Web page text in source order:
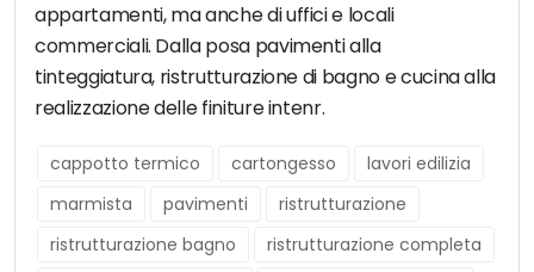
appartamenti, ma anche di uffici e locali
commerciali. Dalla posa pavimenti alla
tinteggiatura, ristrutturazione di bagno e cucina alla
realizzazione delle finiture intenr.
cappotto termico cartongesso
lavori edilizia
marmista
pavimenti
ristrutturazione
ristrutturazione bagno
ristrutturazione completa